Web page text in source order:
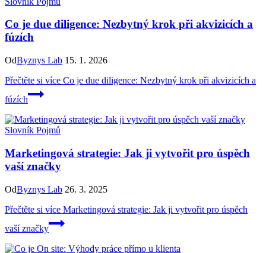
Co je due diligence: Nezbytný krok při akvizicích a
fúzích
OdByznys Lab 15. 1. 2026
Přečtěte si více Co je due diligence: Nezbytný krok při akvizicích a
fúzích
Slovník Pojmů
Marketingová strategie: Jak ji vytvořit pro úspěch
vaší značky
OdByznys Lab 26. 3. 2025
Přečtěte si více Marketingová strategie: Jak ji vytvořit pro úspěch
vaší značky